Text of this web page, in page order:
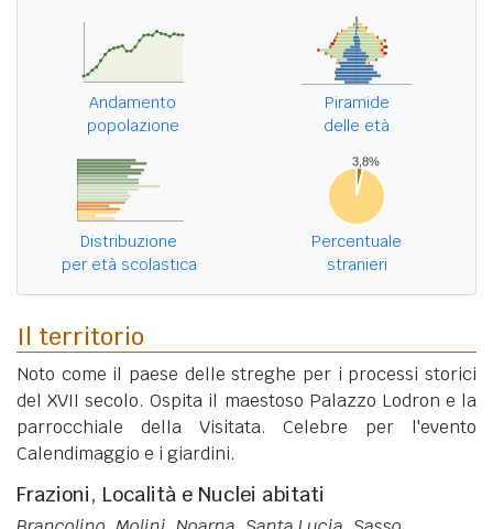
Andamento
popolazione
Piramide
delle età
Distribuzione
per età scolastica
Percentuale
stranieri
Il territorio
Noto come il paese delle streghe per i processi storici
del XVII secolo. Ospita il maestoso Palazzo Lodron e la
parrocchiale della Visitata. Celebre per l'evento
Calendimaggio e i giardini.
Frazioni, Località e Nuclei abitati